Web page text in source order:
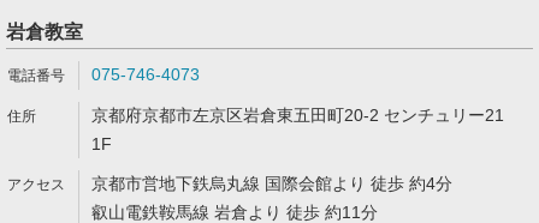
岩倉教室
075-746-4073
京都府京都市左京区岩倉東五田町20-2 センチュリー21
1F
京都市営地下鉄烏丸線 国際会館より 徒歩 約4分
叡山電鉄鞍馬線 岩倉より 徒歩 約11分